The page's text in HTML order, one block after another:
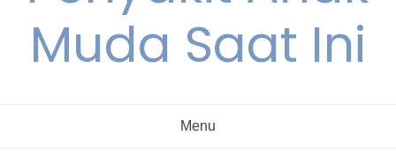
Muda Saat Ini
Menu